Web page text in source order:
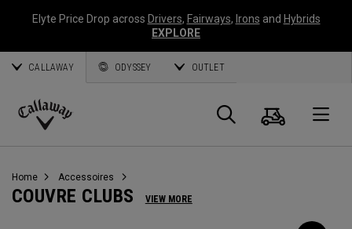
Elyte Price Drop across Drivers, Fairways, Irons and Hybrids
EXPLORE
CALLAWAY ODYSSEY OUTLET
Callaway
Panier
Home Accessoires
COUVRE CLUBS VIEW MORE